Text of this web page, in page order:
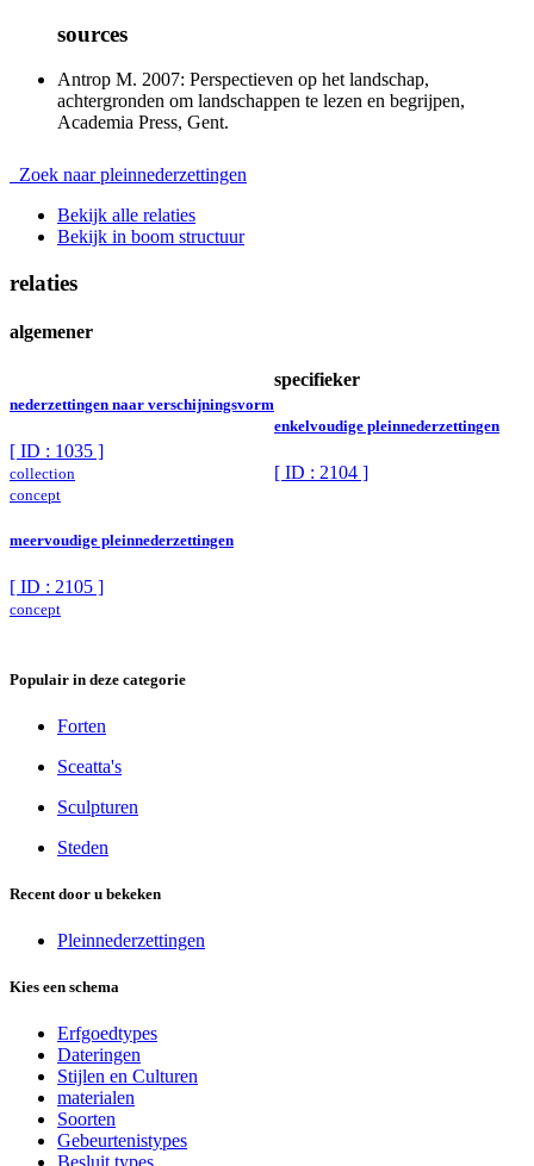
sources
Antrop M. 2007: Perspectieven op het landschap,
achtergronden om landschappen te lezen en begrijpen,
Academia Press, Gent.
Zoek naar pleinnederzettingen
Bekijk alle relaties
Bekijk in boom structuur
relaties
algemener
nederzettingen naar verschijningsvorm
[ ID : 1035 ]
collection
specifieker
enkelvoudige pleinnederzettingen
[ ID : 2104 ]
concept
meervoudige pleinnederzettingen
[ ID : 2105 ]
concept
Populair in deze categorie
Forten
Sceatta's
Sculpturen
Steden
Recent door u bekeken
Pleinnederzettingen
Kies een schema
Erfgoedtypes
Dateringen
Stijlen en Culturen
materialen
Soorten
Gebeurtenistypes